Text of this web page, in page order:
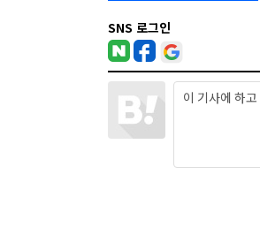
SNS 로그인